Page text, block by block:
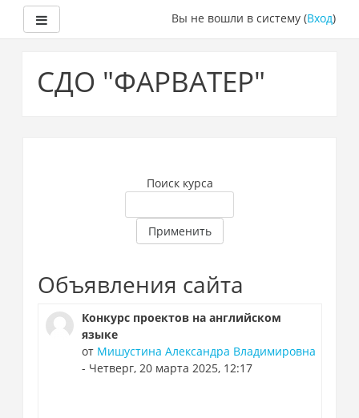
основному
содержанию
Вы не вошли в систему (Вход)
СДО "ФАРВАТЕР"
Поиск курса
Применить
Объявления сайта
Конкурс проектов на английском
языке
от Мишустина Александра Владимировна
- Четверг, 20 марта 2025, 12:17